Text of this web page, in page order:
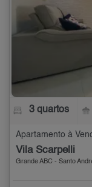
3 quartos
Apartamento à
Vila Scarpelli
Grande ABC - Santo